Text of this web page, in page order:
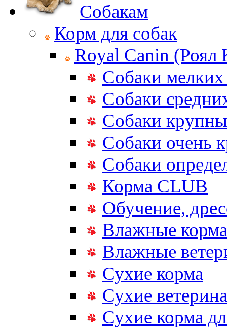
Собакам
Корм для собак
Royal Canin (Роял
Собаки мелких
Собаки
Собаки
Собаки очень
Собаки
Корма CLUB
Обучение,
Влажные корма
Влажные
Сухие корма
Сухие
Сухие корма